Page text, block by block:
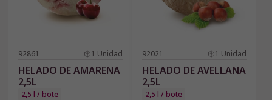
92861 1 Unidad
HELADO DE AMARENA
2,5L
2,5 l / bote
92021 1 Unidad
HELADO DE AVELLANA
2,5L
2,5 l / bote